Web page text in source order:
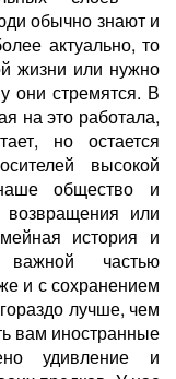
обычно знают и
актуально, то
жизни или нужно
они стремятся. В
на это работала,
но остается
высокой
общество и
возвращения или
история и
важной частью
и с сохранением
лучше, чем
вам иностранные
удивление и